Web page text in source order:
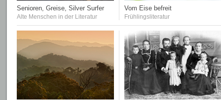
Senioren, Greise, Silver Surfer
Alte Menschen in der Literatur
Vom Eise befreit
Frühlingsliteratur